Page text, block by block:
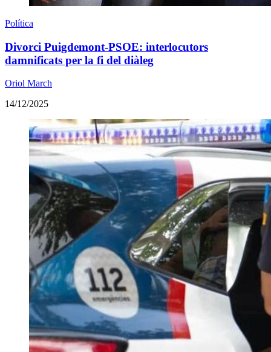
Política
Divorci Puigdemont-PSOE: interlocutors
damnificats per la fi del diàleg
Oriol March
14/12/2025